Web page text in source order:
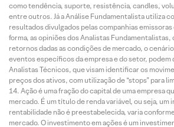
como tendência, suporte, resistência, candles,
entre outros. Já a Análise Fundamentalista utiliza
resultados divulgados pelas companhias
forma, as opiniões dos Analistas Fundamentalistas,
retornos dadas as condições de mercado, o
eventos específicos da empresa e do setor, podem
Analistas Técnicos, que visam identificar os
preços dos ativos, com utilização de “stops” para
Ação é uma fração do capital de uma empresa
mercado. É um título de renda variável, ou seja, um
rentabilidade não é preestabelecida, varia
mercado. O investimento em ações é um